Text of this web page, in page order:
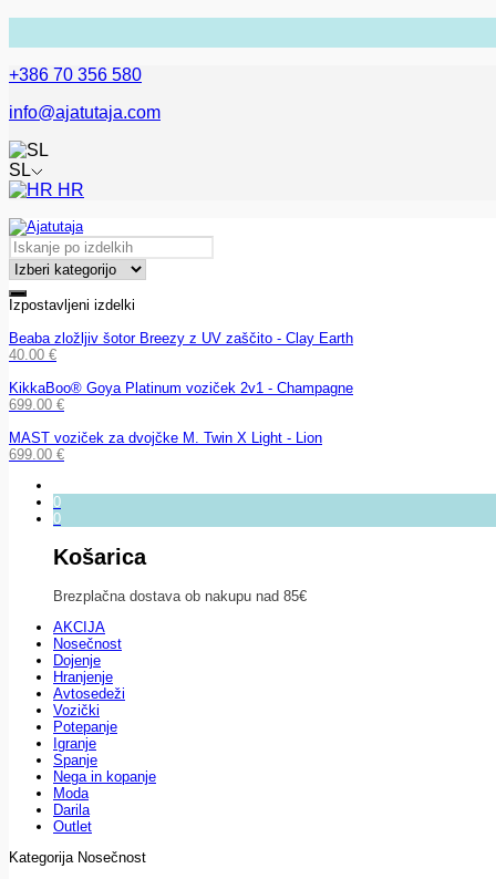
+386 70 356 580
info@ajatutaja.com
SL
HR
Izpostavljeni izdelki
Beaba zložljiv šotor Breezy z UV zaščito - Clay Earth
40.00 €
KikkaBoo® Goya Platinum voziček 2v1 - Champagne
699.00 €
MAST voziček za dvojčke M. Twin X Light - Lion
699.00 €
0
0
Košarica
Brezplačna dostava ob nakupu nad 85€
AKCIJA
Nosečnost
Dojenje
Hranjenje
Avtosedeži
Vozički
Potepanje
Igranje
Spanje
Nega in kopanje
Moda
Darila
Outlet
Kategorija Nosečnost